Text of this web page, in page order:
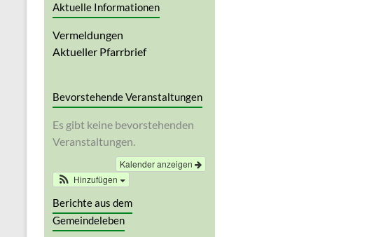
Aktuelle Informationen
Vermeldungen
Aktueller Pfarrbrief
Bevorstehende Veranstaltungen
Es gibt keine bevorstehenden
Veranstaltungen.
Kalender anzeigen
Hinzufügen
Berichte aus dem
Gemeindeleben